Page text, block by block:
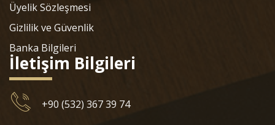
Üyelik Sözleşmesi
Gizlilik ve Güvenlik
Banka Bilgileri
İletişim Bilgileri
+90 (532) 367 39 74